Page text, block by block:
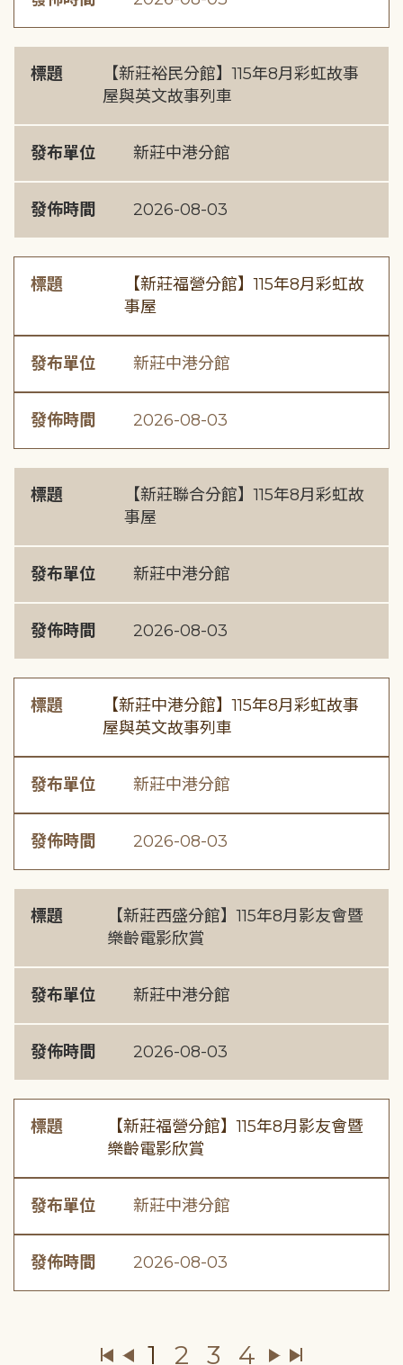
標題
【新莊裕民分館】115年8月彩虹故事
屋與英文故事列車
發布單位 新莊中港分館
發佈時間 2026-08-03
標題
【新莊福營分館】115年8月彩虹故
事屋
發布單位 新莊中港分館
發佈時間 2026-08-03
標題
【新莊聯合分館】115年8月彩虹故
事屋
發布單位 新莊中港分館
發佈時間 2026-08-03
標題
【新莊中港分館】115年8月彩虹故事
屋與英文故事列車
發布單位 新莊中港分館
發佈時間 2026-08-03
標題
【新莊西盛分館】115年8月影友會暨
樂齡電影欣賞
發布單位 新莊中港分館
發佈時間 2026-08-03
標題
【新莊福營分館】115年8月影友會暨
樂齡電影欣賞
發布單位 新莊中港分館
發佈時間 2026-08-03
1 2 3 4